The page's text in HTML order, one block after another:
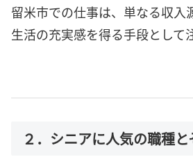
留米市での仕事は、単なる収入
生活の充実感を得る手段として
２．シニアに人気の職種